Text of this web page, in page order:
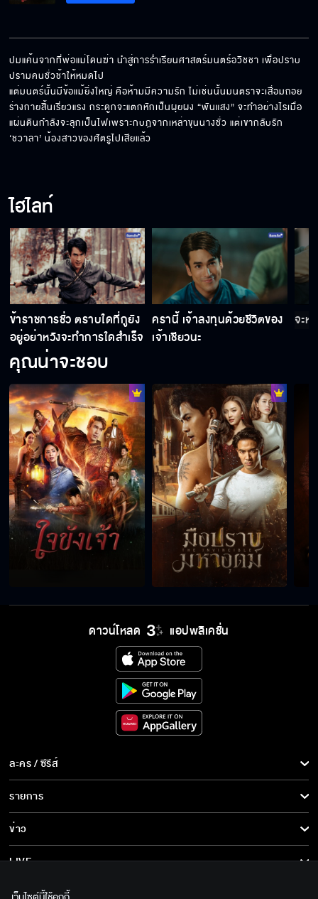
Behind the scene ใจขังเจ้า EP.5
Behind the scene ใจขังเจ้า EP.3
Behind the scene ใจขังเจ้า EP.2
ปมแค้นจากที่พ่อแม่โดนฆ่า นำสู่การร่ำเรียนศาสตร์มนตร์อวิชชา เพื่อปราบ
ปรามคนชั่วช้าให้หมดไป
แต่มนตร์นั้นมีข้อแม้ยิ่งใหญ่ คือห้ามมีความรัก ไม่เช่นนั้นมนตราจะเสื่อมถอย
ร่างกายสิ้นเรี่ยวแรง กระดูกจะแตกหักเป็นผุยผง “พันแสง” จะทำอย่างไรเมื่อ
แผ่นดินกำลังจะลุกเป็นไฟเพราะกบฎจากเหล่าขุนนางชั่ว แต่เขากลับรัก
‘ชวาลา’ น้องสาวของศัตรูไปเสียแล้ว
ไฮไลท์
ข้าราชการชั่ว ตราบใดที่กูยัง
อยู่อย่าหวังจะทำการใดสำเร็จ
ครานี้ เจ้าลงทุนด้วยชีวิตของ
เจ้าเชียวนะ
จะห
คุณน่าจะชอบ
ดาวน์โหลด แอปพลิเคชั่น
ละคร / ซีรีส์
ละคร/ซีรีส์
ซีรีส์นานาชาติ
การ์ตูน & เกม
รายการ
รายการทั้งหมด
ข่าว
ข่าวทั้งหมด
LIVE
เกี่ยวกับเรา